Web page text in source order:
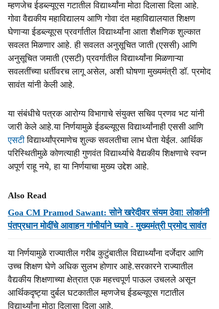
r
e
म्हणजेच ईडब्‍ल्यूएस गटातील विद्यार्थ्यांना मोठा दिलासा दिला आहे.
गोवा वैद्यकीय महाविद्यालय आणि गोवा दंत महाविद्यालयात शिक्षण
घेणाऱ्या ईडब्‍ल्यूएस प्रवर्गातील विद्यार्थ्यांना आता शैक्षणिक शुल्कात
सवलत मिळणार आहे. ही सवलत अनुसूचित जाती (एससी) आणि
अनुसूचित जमाती (एसटी) प्रवर्गातील विद्यार्थ्यांना मिळणाऱ्या
सवलतींच्या धर्तीवरच लागू असेल, अशी घोषणा मुख्यमंत्री डॉ. प्रमोद
सावंत यांनी केली आहे.
या संबंधीचे पत्रक आरोग्य विभागाचे संयुक्त सचिव प्रणव भट यांनी
जारी केले आहे.या निर्णयामुळे ईडब्ल्यूएस विद्यार्थ्यांनाही एससी आणि
एसटीविद्यार्थ्यांप्रमाणेच शुल्क सवलतीचा लाभ घेता येईल. आर्थिक
परिस्थितीमुळे कोणत्याही गुणवंत विद्यार्थ्याचे वैद्यकीय शिक्षणाचे स्वप्न
अपूर्ण राहू नये, हा या निर्णयाचा मुख्य उद्देश आहे.
Also Read
Goa CM Pramod Sawant: सोने खरेदीवर संयम ठेवा! लोकांनी
पंतप्रधान मोदींचे आवाहन गांभीर्याने घ्यावे - मुख्यमंत्री प्रमोद सावंत
या निर्णयामुळे राज्यातील गरीब कुटुंबातील विद्यार्थ्यांना दर्जेदार आणि
उच्च शिक्षण घेणे अधिक सुलभ होणार आहे.सरकारने राज्यातील
वैद्यकीय शिक्षणाच्या क्षेत्रात एक महत्त्वपूर्ण पाऊल उचलले असून
आर्थिकदृष्ट्या दुर्बल घटकातील म्हणजेच ईडब्‍ल्यूएस गटातील
विद्यार्थ्यांना मोठा दिलासा दिला आहे.